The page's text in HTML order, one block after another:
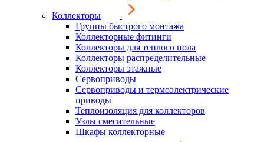
Коллекторы
Группы быстрого монтажа
Коллекторные фитинги
Коллекторы для теплого пола
Коллекторы распределительные
Коллекторы этажные
Сервоприводы
Сервоприводы и термоэлектрические
приводы
Теплоизоляция для коллекторов
Узлы смесительные
Шкафы коллекторные